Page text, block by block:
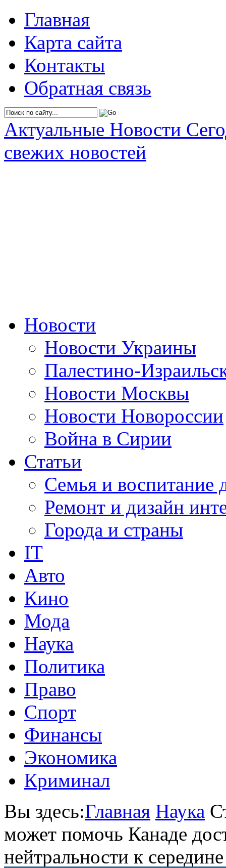
Главная
Карта сайта
Контакты
Обратная связь
Актуальные Новости
свежих новостей
Новости
Новости Украины
Палестино-
Новости Москвы
Новости Новороссии
Война в Сирии
Статьи
Семья и воспитание
Ремонт и дизайн
Города и страны
IT
Авто
Кино
Мода
Наука
Политика
Право
Спорт
Финансы
Экономика
Криминал
Вы здесь:Главная Наука
может помочь Канаде
нейтральности к